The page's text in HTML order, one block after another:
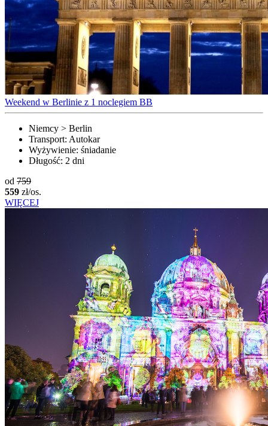
Weekend w Berlinie z 1 noclegiem BB
Niemcy > Berlin
Transport: Autokar
Wyżywienie: śniadanie
Długość: 2 dni
od 759
559 zł/os.
WIĘCEJ